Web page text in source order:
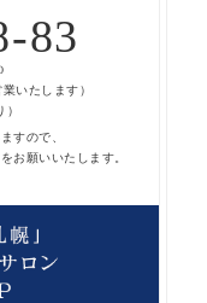
83
いたします）
すので、
お願いいたします。